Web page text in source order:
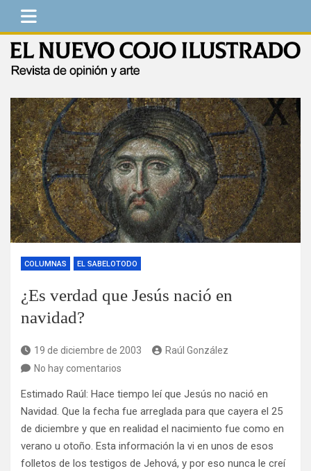
Saltar
contenido
COLUMNAS EL SABELOTODO
¿Es verdad que Jesús nació en
navidad?
19 de diciembre de 2003
Raúl González
No hay comentarios
Estimado Raúl: Hace tiempo leí que Jesús no nació en
Navidad. Que la fecha fue arreglada para que cayera el 25
de diciembre y que en realidad el nacimiento fue como en
verano u otoño. Esta información la vi en unos de esos
folletos de los testigos de Jehová, y por eso nunca le creí